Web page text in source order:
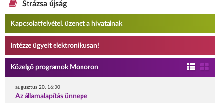
Strázsa újság
Kapcsolatfelvétel, üzenet a hivatalnak
Intézze ügyeit elektronikusan!
Közelgő programok Monoron
augusztus 20. 16:00
Az államalapítás ünnepe